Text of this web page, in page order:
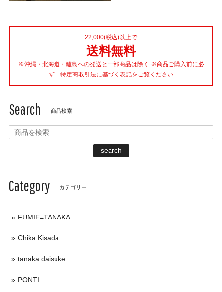
22,000(税込)以上で
送料無料
※沖縄・北海道・離島への発送と一部商品は除く ※商品ご購入前に必
ず、特定商取引法に基づく表記をご覧ください
Search 商品検索
search
Category カテゴリー
FUMIE=TANAKA
Chika Kisada
tanaka daisuke
PONTI